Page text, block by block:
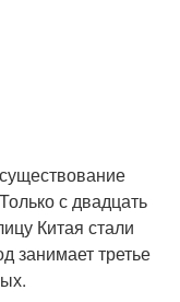
с двадцать
Китая стали
занимает третье